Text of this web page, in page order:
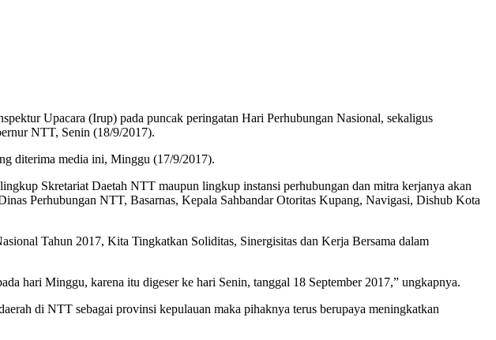
Upacara (Irup) pada puncak peringatan Hari Perhubungan Nasional, sekaligus
NTT, Senin (18/9/2017).
diterima media ini, Minggu (17/9/2017).
Skretariat Daetah NTT maupun lingkup instansi perhubungan dan mitra kerjanya akan
Perhubungan NTT, Basarnas, Kepala Sahbandar Otoritas Kupang, Navigasi, Dishub Kota
Tahun 2017, Kita Tingkatkan Soliditas, Sinergisitas dan Kerja Bersama dalam
hari Minggu, karena itu digeser ke hari Senin, tanggal 18 September 2017,” ungkapnya.
di NTT sebagai provinsi kepulauan maka pihaknya terus berupaya meningkatkan